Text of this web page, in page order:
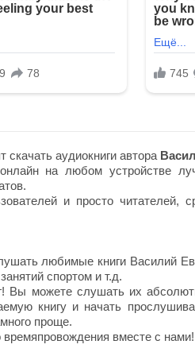
аудиокниги автора
на любом устройстве
и просто читателей,
любимые книги Василий
спортом и т.д.
Вы можете слушать их
книгу и начать
проще.
вместе с нами!